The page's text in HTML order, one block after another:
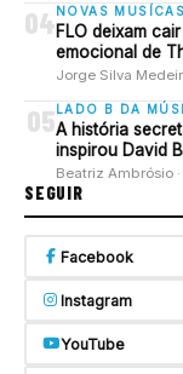
04NOVAS MUSÍCAS
FLO deixam
emocional de
Jorge Silva
05 LADO B DA
A história
inspirou David
Beatriz Ambrósio
SEGUIR
Facebook
Instagram
YouTube